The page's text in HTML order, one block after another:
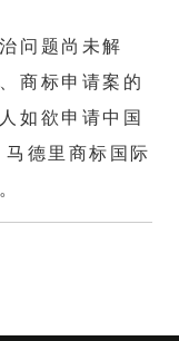
问题尚未解
商标申请案的
如欲申请中国
德里商标国际